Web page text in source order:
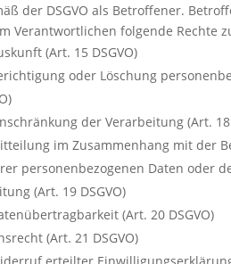
der DSGVO als Betroffener.
Verantwortlichen folgende Rechte
(Art. 15 DSGVO)
oder Löschung
der Verarbeitung (Art. 18
im Zusammenhang mit der
personenbezogenen Daten oder
(Art. 19 DSGVO)
(Art. 20 DSGVO)
(Art. 21 DSGVO)